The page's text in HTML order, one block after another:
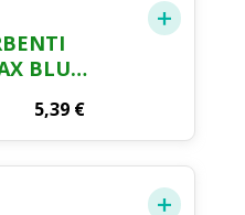
BLU
5,39 €